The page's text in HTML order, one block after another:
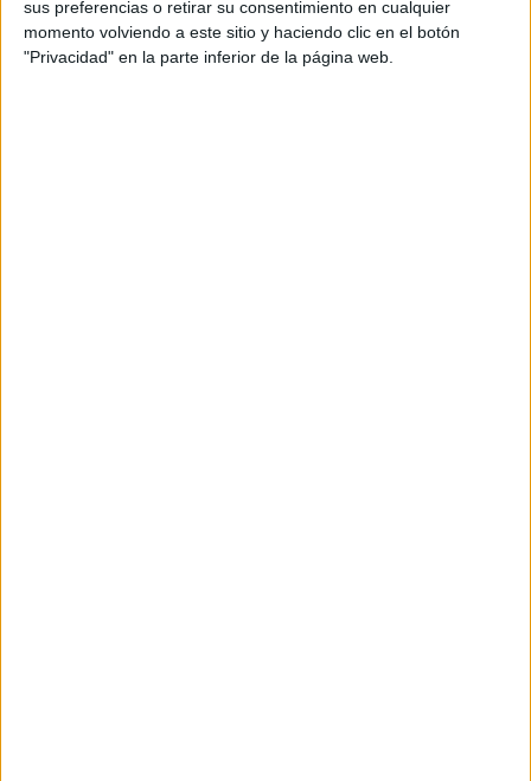
sus preferencias o retirar su consentimiento en cualquier
momento volviendo a este sitio y haciendo clic en el botón
"Privacidad" en la parte inferior de la página web.
SÍGUENOS EN FACEBOOK